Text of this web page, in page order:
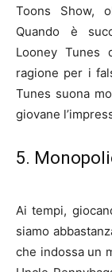
Toons Show,
Quando è
Looney Tunes
ragione per i
Tunes suona
giovane
5.
Ai tempi,
siamo
che indossa un